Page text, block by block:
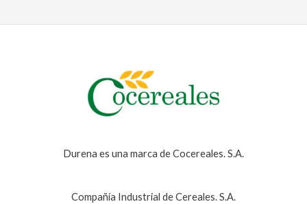
Durena es una marca de Cocereales. S.A.
Compañía Industrial de Cereales. S.A.